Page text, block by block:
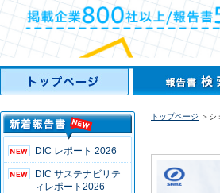
DIC レポート 2026
DIC サステナビリテ
ィレポート2026
トップページ ＞シ